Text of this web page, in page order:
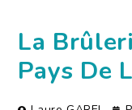
La
Pays De